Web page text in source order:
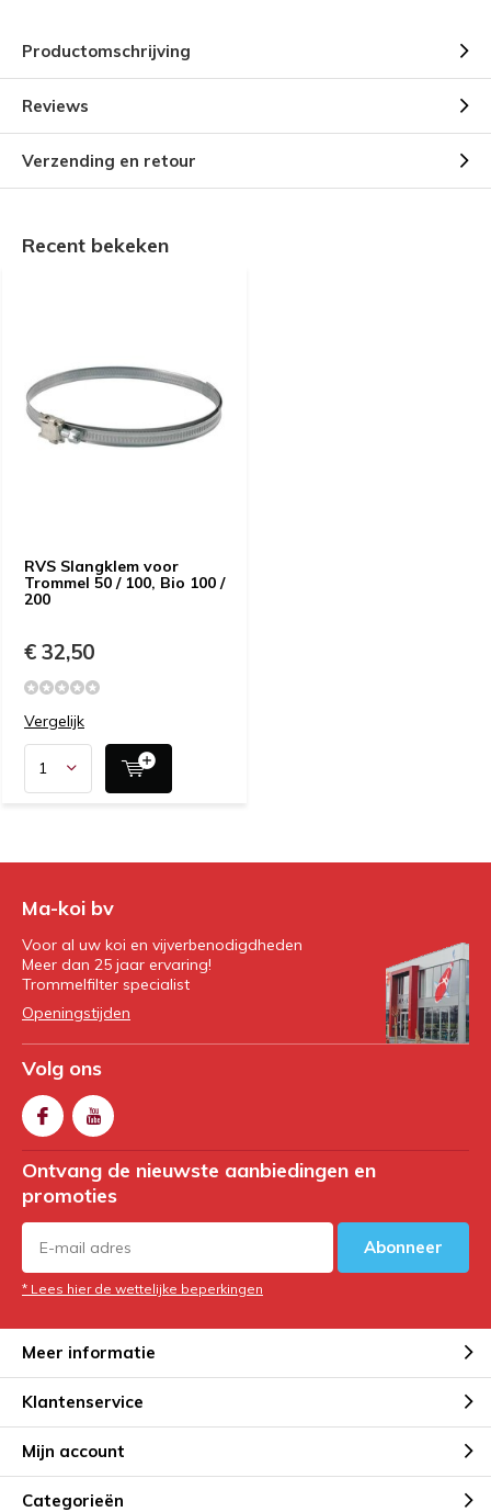
Productomschrijving
Reviews
Verzending en retour
Recent bekeken
RVS Slangklem voor
Trommel 50 / 100, Bio 100 /
200
€ 32,50
Vergelijk
Ma-koi bv
Voor al uw koi en vijverbenodigdheden
Meer dan 25 jaar ervaring!
Trommelfilter specialist
Openingstijden
Volg ons
Ontvang de nieuwste aanbiedingen en
promoties
Abonneer
* Lees hier de wettelijke beperkingen
Meer informatie
Klantenservice
Mijn account
Categorieën